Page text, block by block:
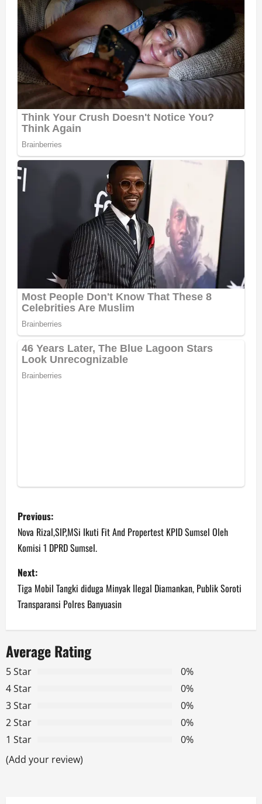
P
o
s
t
n
a
v
i
g
a
t
Previous:
Nova Rizal,SIP,MSi Ikuti Fit And Propertest KPID Sumsel Oleh
Komisi 1 DPRD Sumsel.
Next:
Tiga Mobil Tangki diduga Minyak Ilegal Diamankan, Publik Soroti
Transparansi Polres Banyuasin
Average Rating
5 Star
0%
4 Star
0%
3 Star
0%
2 Star
0%
1 Star
0%
(Add your review)